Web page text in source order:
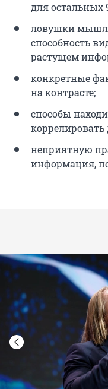
для остальных
ловушки
способность
растущем
конкретные
на контрасте;
способы
неприятную
информация,